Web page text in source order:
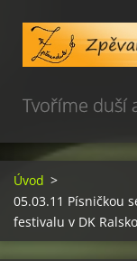
Tvoříme duší
Úvod >
05.03.11 Písničkou
festivalu v DK